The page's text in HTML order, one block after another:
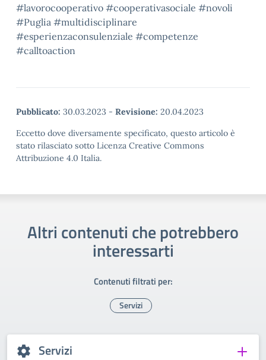
#lavorocooperativo #cooperativasociale #novoli
#Puglia #multidisciplinare
#esperienzaconsulenziale #competenze
#calltoaction
Pubblicato: 30.03.2023 - Revisione: 20.04.2023
Eccetto dove diversamente specificato, questo articolo è
stato rilasciato sotto Licenza Creative Commons
Attribuzione 4.0 Italia.
Altri contenuti che potrebbero
interessarti
Contenuti filtrati per:
Servizi
Servizi